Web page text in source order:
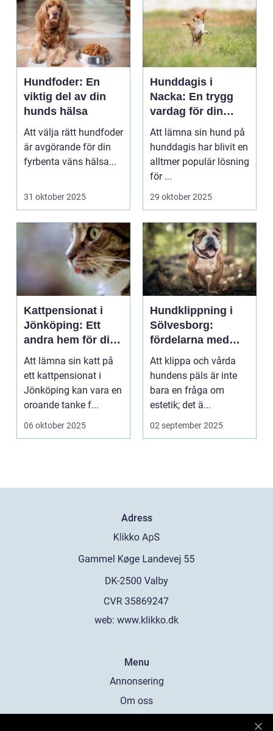
Hundfoder: En
viktig del av din
hunds hälsa
Att välja rätt hundfoder
är avgörande för din
fyrbenta väns hälsa...
31 oktober 2025
Hunddagis i
Nacka: En trygg
vardag för din
fyrbenta vän
Att lämna sin hund på
hunddagis har blivit en
alltmer populär lösning
för ...
29 oktober 2025
Kattpensionat i
Jönköping: Ett
andra hem för din
katt
Att lämna sin katt på
ett kattpensionat i
Jönköping kan vara en
oroande tanke f...
06 oktober 2025
Hundklippning i
Sölvesborg:
fördelarna med
professionell
pälsvård
Att klippa och vårda
hundens päls är inte
bara en fråga om
estetik; det ä...
02 september 2025
Adress
web: www.klikko.dk
Menu
Annonsering
Om oss